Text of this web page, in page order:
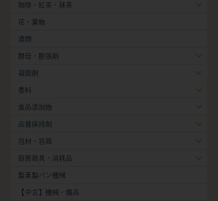
珈琲・紅茶・抹茶
花・葉物
酒類
酵母・膨張剤
凝固剤
香料
食品添加物
品質保持剤
包材・容器
厨房器具・消耗品
製菓製パン機械
【中古】機械・備品